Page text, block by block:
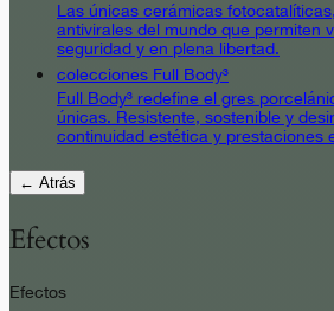
Las únicas cerámicas
antivirales del mundo que permiten
seguridad y en plena libertad.
colecciones Full Body³
Full Body³ redefine el gres
únicas. Resistente, sostenible y
continuidad estética y prestaciones
← Atrás
Efectos
Efectos